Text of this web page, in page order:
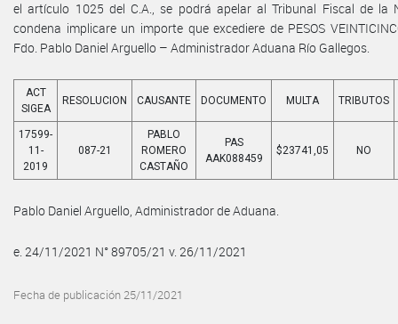
el artículo 1025 del C.A., se podrá apelar al Tribunal Fiscal de la
condena implicare un importe que excediere de PESOS
Fdo. Pablo Daniel Arguello – Administrador Aduana Río Gallegos.
ACT
SIGEA
RESOLUCION CAUSANTE DOCUMENTO MULTA TRIBUTOS
17599-
11-
2019
087-21
PABLO
ROMERO
CASTAÑO
PAS
AAK088459
$23741,05 NO
Pablo Daniel Arguello, Administrador de Aduana.
e. 24/11/2021 N° 89705/21 v. 26/11/2021
Fecha de publicación 25/11/2021